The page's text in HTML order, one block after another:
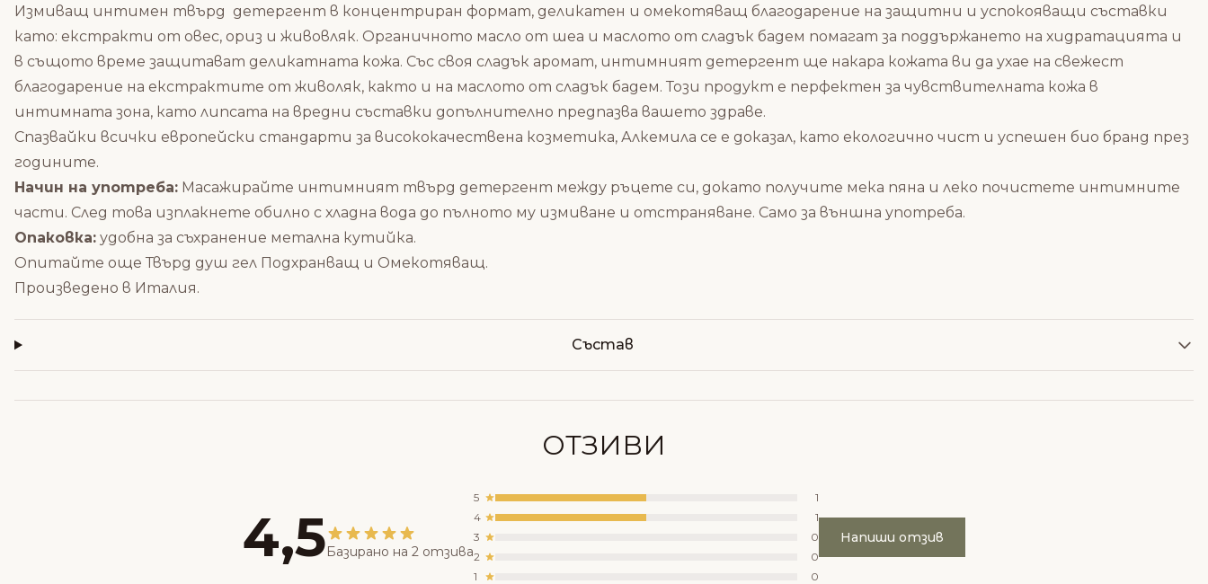
Измиващ интимен твърд детергент в концентриран формат, деликатен и омекотяващ благодарение на защитни и успокояващи съставки
като: екстракти от овес, ориз и живовляк. Органичното масло от шеа и маслото от сладък бадем помагат за поддържането на хидратацията и
в същото време защитават деликатната кожа. Със своя сладък аромат, интимният детергент ще накара кожата ви да ухае на свежест
благодарение на екстрактите от живоляк, както и на маслото от сладък бадем. Този продукт е перфектен за чувствителната кожа в
интимната зона, като липсата на вредни съставки допълнително предпазва вашето здраве.
Спазвайки всички европейски стандарти за висококачествена козметика, Алкемила се е доказал, като екологично чист и успешен био бранд през
годините.
Начин на употреба: Масажирайте интимният твърд детергент между ръцете си, докато получите мека пяна и леко почистете интимните
части. След това изплакнете обилно с хладна вода до пълното му измиване и отстраняване. Само за външна употреба.
Опаковка: удобна за съхранение метална кутийка.
Опитайте още Твърд душ гел Подхранващ и Омекотяващ.
Произведено в Италия.
Състав
ОТЗИВИ
4,5Базирано на 2 отзива
5
1
4
1
3
0
2
0
1
0
Напиши отзив